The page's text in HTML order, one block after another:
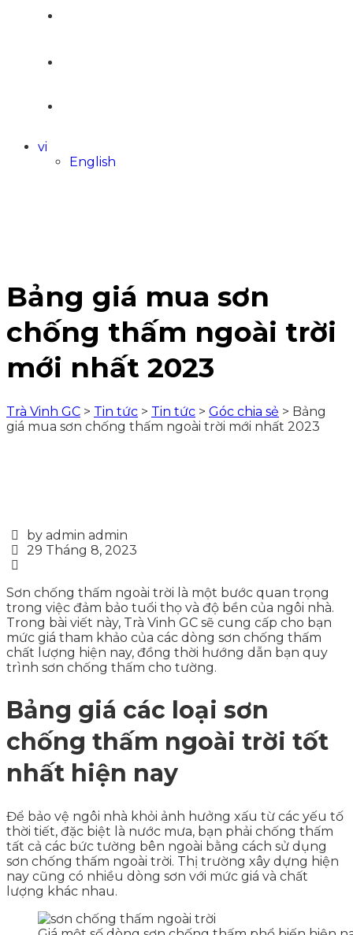
vi
English
Bảng giá mua sơn
chống thấm ngoài trời
mới nhất 2023
Trà Vinh GC > Tin tức > Tin tức > Góc chia sẻ > Bảng
giá mua sơn chống thấm ngoài trời mới nhất 2023
by admin admin
29 Tháng 8, 2023
Sơn chống thấm ngoài trời là một bước quan trọng
trong việc đảm bảo tuổi thọ và độ bền của ngôi nhà.
Trong bài viết này, Trà Vinh GC sẽ cung cấp cho bạn
mức giá tham khảo của các dòng sơn chống thấm
chất lượng hiện nay, đồng thời hướng dẫn bạn quy
trình sơn chống thấm cho tường.
Bảng giá các loại sơn
chống thấm ngoài trời tốt
nhất hiện nay
Để bảo vệ ngôi nhà khỏi ảnh hưởng xấu từ các yếu tố
thời tiết, đặc biệt là nước mưa, bạn phải chống thấm
tất cả các bức tường bên ngoài bằng cách sử dụng
sơn chống thấm ngoài trời. Thị trường xây dựng hiện
nay cũng có nhiều dòng sơn với mức giá và chất
lượng khác nhau.